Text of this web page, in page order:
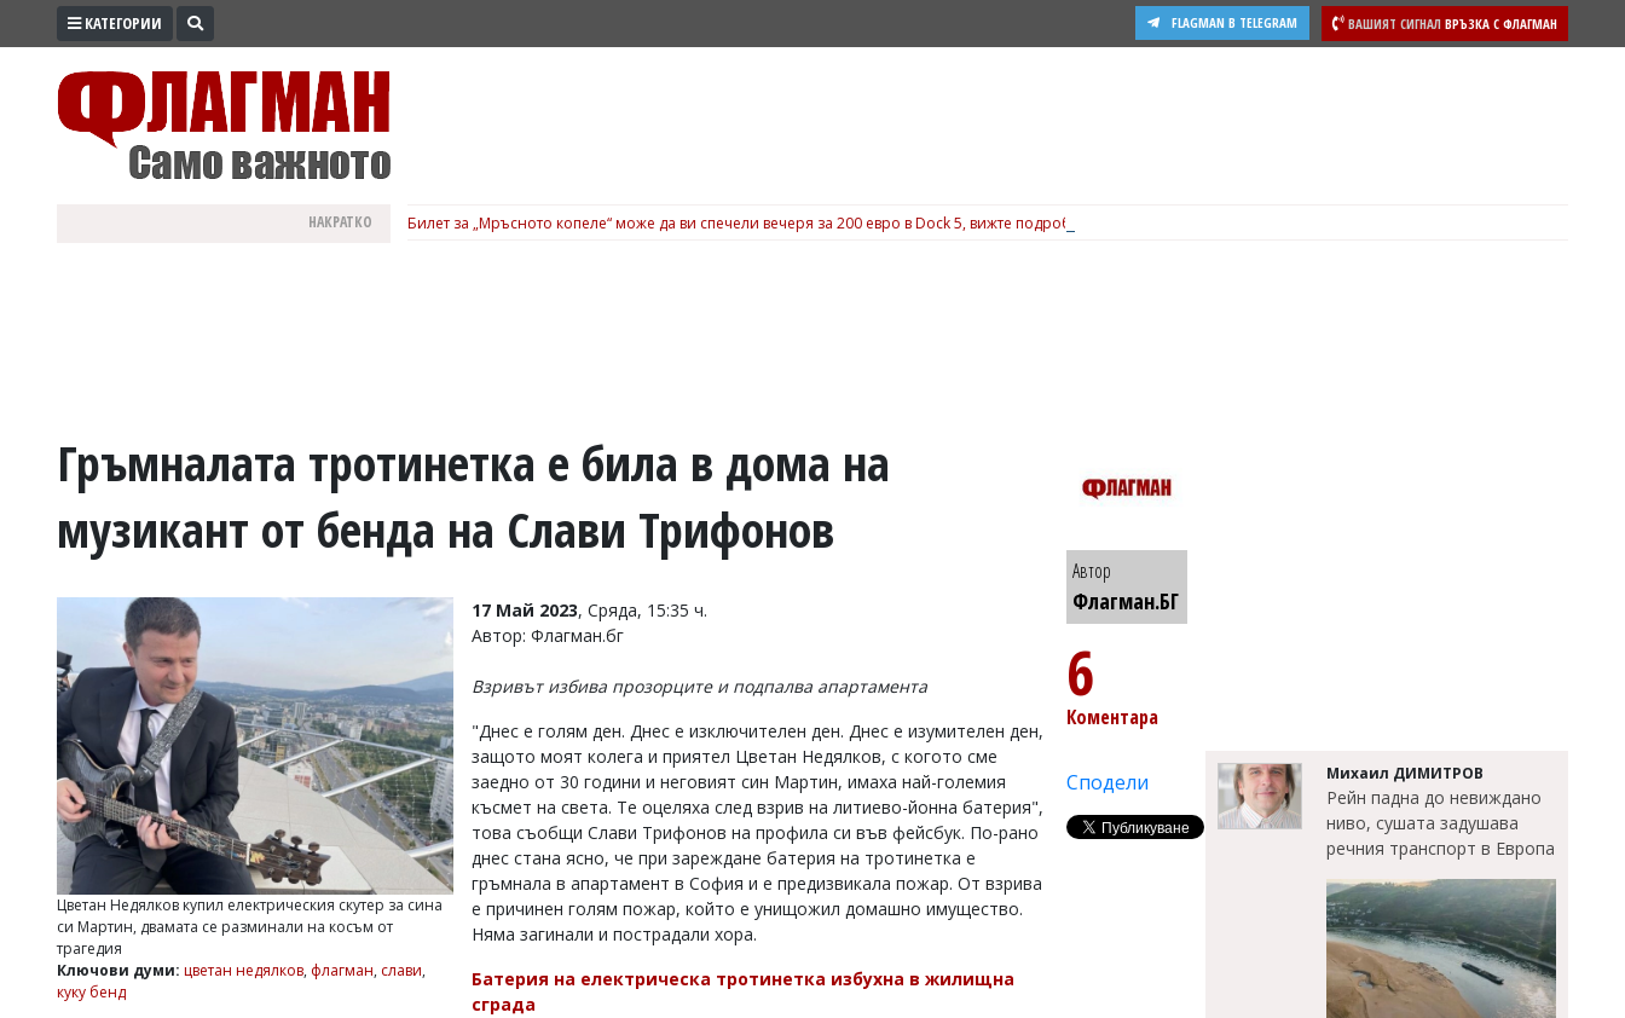
ПРОМО
ВОЙНАТА
УКРАЙНА
БИЗНЕС
Управители:
Веселин
Василев,
v.vasilev@flagman.bg
Касабова,
k.kassabova@flagman.bg
Главен
редактор:
КАТЕГОРИИ ВАШИЯТ СИГНАЛ ВРЪЗКА С ФЛАГМАН
FLAGMAN В TELEGRAM
НАКРАТКО Билет за „Мръсното копеле“ може да ви спечели вечеря за 200 евро в Dock 5, вижте подробности
Гръмналата тротинетка е била в дома на
музикант от бенда на Слави Трифонов
Цветан Недялков купил електрическия скутер за сина
си Мартин, двамата се разминали на косъм от
трагедия
Ключови думи: цветан недялков, флагман, слави,
куку бенд
17 Май 2023, Сряда, 15:35 ч.
Автор: Флагман.бг
Взривът избива прозорците и подпалва апартамента
"Днес е голям ден. Днес е изключителен ден. Днес е изумителен ден,
защото моят колега и приятел Цветан Недялков, с когото сме
заедно от 30 години и неговият син Мартин, имаха най-големия
късмет на света. Те оцеляха след взрив на литиево-йонна батерия",
това съобщи Слави Трифонов на профила си във фейсбук. По-рано
днес стана ясно, че при зареждане батерия на тротинетка е
гръмнала в апартамент в София и е предизвикала пожар. От взрива
е причинен голям пожар, който е унищожил домашно имущество.
Няма загинали и пострадали хора.
Батерия на електрическа тротинетка избухна в жилищна
сграда
Автор
Флагман.БГ
6
Коментара
Сподели Михаил ДИМИТРОВ
Рейн падна до невиждано
ниво, сушата задушава
речния транспорт в Европа